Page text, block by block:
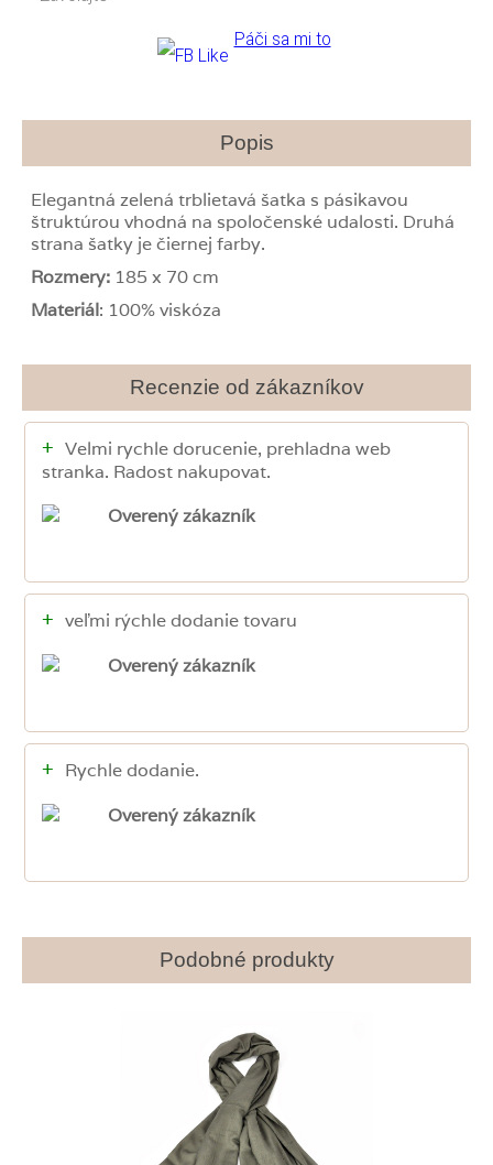
Páči sa mi to
Popis
Elegantná zelená trblietavá šatka s pásikavou
štruktúrou vhodná na spoločenské udalosti. Druhá
strana šatky je čiernej farby.
Rozmery: 185 x 70 cm
Materiál: 100% viskóza
Recenzie od zákazníkov
+ Velmi rychle dorucenie, prehladna web
stranka. Radost nakupovat.
Overený zákazník
+ veľmi rýchle dodanie tovaru
Overený zákazník
+ Rychle dodanie.
Overený zákazník
Podobné produkty